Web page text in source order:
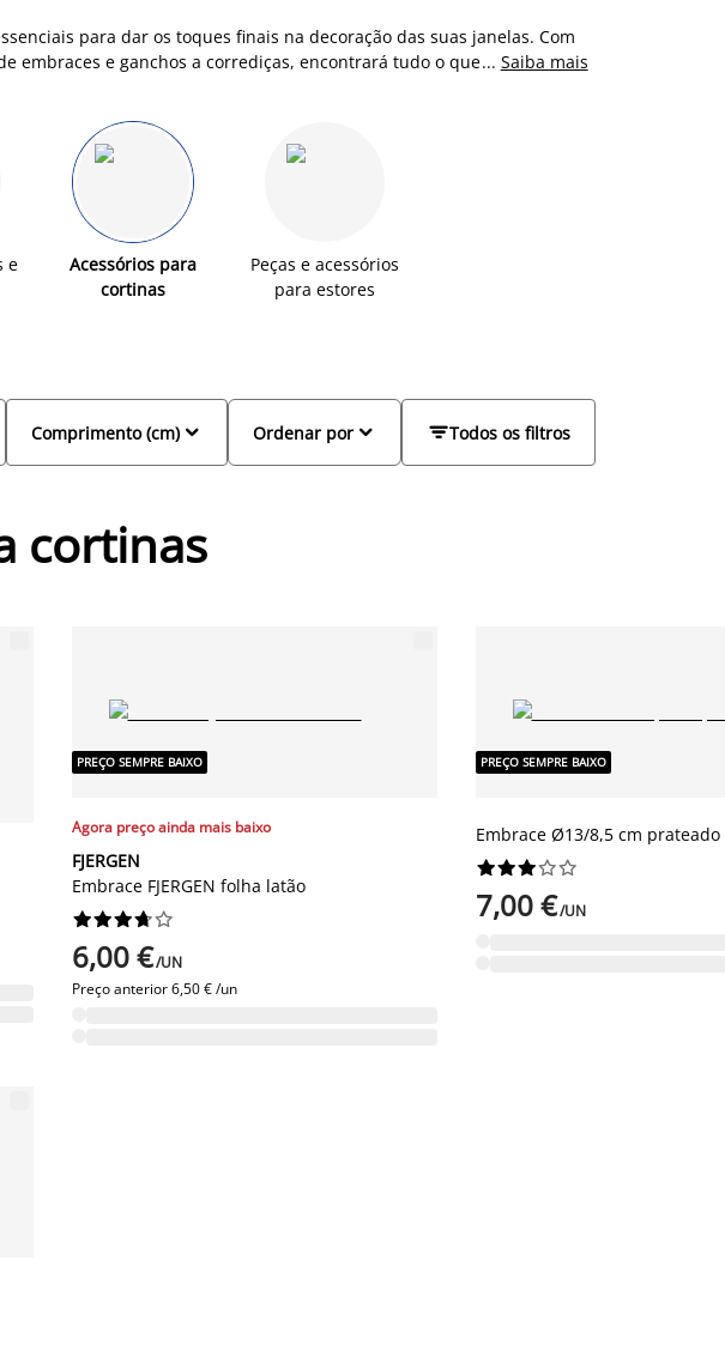
para dar os toques finais na decoração das suas janelas. Com
embraces e ganchos a corrediças, encontrará tudo o que precisa para
na perfeição com o resto da sua decoração.
... Saiba mais
e
Acessórios para
cortinas
Peças e acessórios
para estores

Comprimento (cm) Todos os filtros

Ordenar por
cortinas
PREÇO SEMPRE BAIXO
Agora preço ainda mais baixo
FJERGEN
Embrace FJERGEN folha latão






6,00 €/UN
Preço anterior6,50 € /un
PREÇO SEMPRE BAIXO
Embrace Ø13/8,5 cm prateado






7,00 €/UN